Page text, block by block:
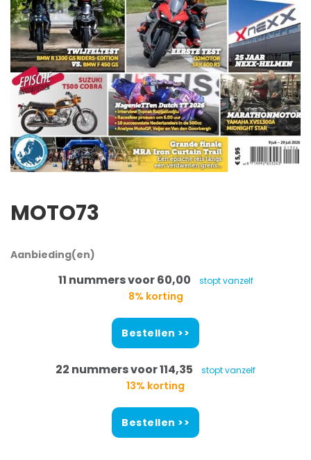
MOTO73
Aanbieding(en)
11 nummers voor 60,00 stopt vanzelf
8% korting
Bestellen >>
22 nummers voor 114,35 stopt vanzelf
13% korting
Bestellen >>